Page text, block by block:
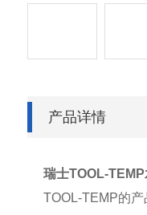
产品详情
瑞士TOOL-
TOOL-TEMP的